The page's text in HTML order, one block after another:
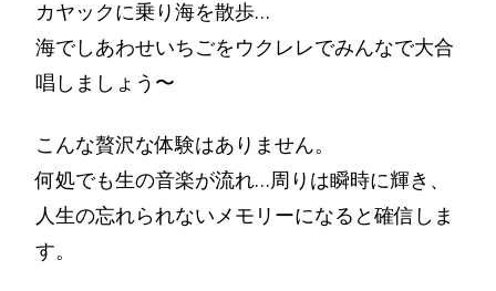
カヤックに乗り海を散歩…
海でしあわせいちごをウクレレでみんなで大合
唱しましょう〜
こんな贅沢な体験はありません。
何処でも生の音楽が流れ…周りは瞬時に輝き、
人生の忘れられないメモリーになると確信しま
す。